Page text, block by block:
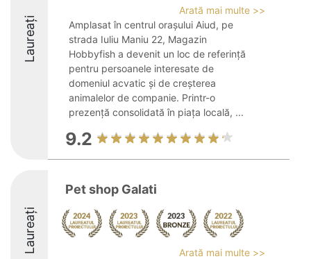
Laureați
Arată mai multe >>
Amplasat în centrul orașului Aiud, pe
strada Iuliu Maniu 22, Magazin
Hobbyfish a devenit un loc de referință
pentru persoanele interesate de
domeniul acvatic și de creșterea
animalelor de companie. Printr-o
prezență consolidată în piața locală, ...
9.2
Laureați
Pet shop Galati
Arată mai multe >>